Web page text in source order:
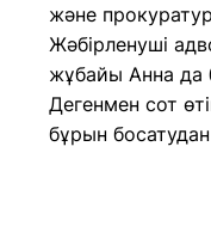
және
Жәбірленуші
жұбайы Анна да
Дегенмен сот
бұрын